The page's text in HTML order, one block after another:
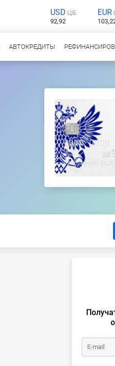
USD ЦБ
92,92
EUR
АВТОКРЕДИТЫ